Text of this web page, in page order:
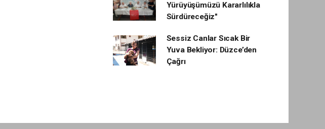
Yürüyüşümüzü Kararlılıkla
Sürdüreceğiz"
Sessiz Canlar Sıcak Bir
Yuva Bekliyor: Düzce’den
Çağrı